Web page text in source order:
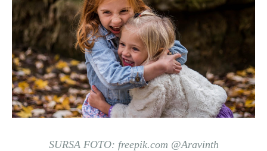
SURSA FOTO: freepik.com @Aravinth